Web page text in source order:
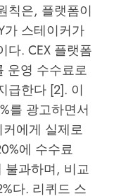
칙은, 플랫폼이
가 스테이커가
다. CEX 플랫폼
운영 수수료로
급한다 [2]. 이
를 광고하면서
에게 실제로
에 수수료
불과하며, 비교
다. 리퀴드 스